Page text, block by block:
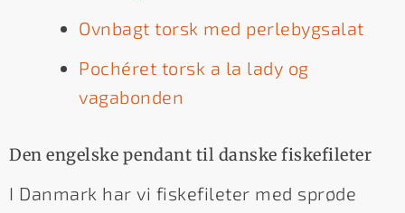
Ovnbagt torsk med perlebygsalat
Pochéret torsk a la lady og
vagabonden
Den engelske pendant til danske fiskefileter
I Danmark har vi fiskefileter med sprøde